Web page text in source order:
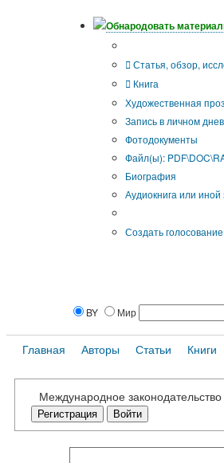
Обнародовать
Статья, обзор,
Книга
Художественная
Запись в личном
Фотодокументы
Файл(ы):
Биография
Аудиокнига или
Создать голосование
BY Мир
Главная Авторы Статьи Книги
Международное
Регистрация Войти